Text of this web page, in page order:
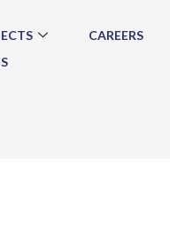
CAREERS